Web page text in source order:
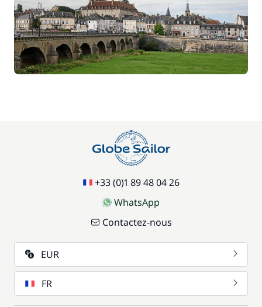
Location de vélo - Enfant 45,50 €
/ semaine
Paddle 77,00 €
+33 (0)1 89 48 04 26
WhatsApp
Contactez-nous
EUR
FR